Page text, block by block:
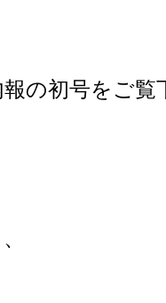
の初号をご覧